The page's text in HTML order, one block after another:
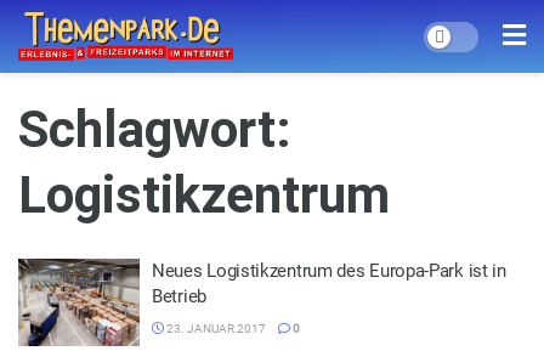
Schlagwort:
Logistikzentrum
Neues Logistikzentrum des Europa-Park ist in
Betrieb
23. JANUAR 2017 0